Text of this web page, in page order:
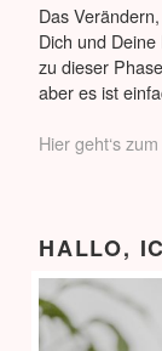
Das
Dich und
zu dieser
aber es ist
Hier geht‘s
HALLO,